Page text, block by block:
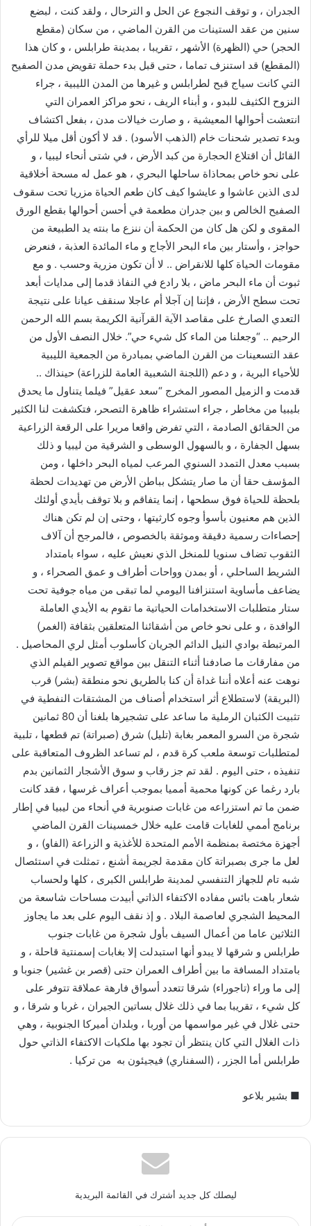
الجدران ، و توقف النجوع عن الحل و الترحال ، ولقد كنت ، لبضع
سنين من عقد الستينات من القرن الماضي ، من سكان (مقطع
الحجر) حي (الظهرة) الأشهر ، تقريبا ، بمدينة طرابلس ، و كان هذا
(المقطع) قد استنزف تماما ، حتى قبل بدء حملة تقويض مدن الصفيح
التي كانت سياج قبح لطرابلس و غيرها من المدن الليبية ، جراء
النزوح الكثيف للبدو ، و أبناء الريف ، نحو مراكز العمران التي
انتعشت أحوالها المعيشية ، و صارت خيالات مدن ، بفعل اكتشاف
وبدء تصدير شحنات خام (الذهب الأسود) . قد لا أكون أقل ميلا للرأي
القائل أن اقتلاع الحجارة من كبد الأرض ، في شتى أنحاء ليبيا ، و
على نحو خاص بمحاذاة ساحلها البحري ، هو عمل له مسحة أخلاقية
لدى الذين عاشوا و عايشوا كيف كان طعم الحياة مزريا تحت سقوف
الصفيح الخالص و بين جدران مطعمة في أحسن أحوالها بقطع الورق
المقوى و لكن هل كان من الحكمة أن ننزع ما بنته يد الطبيعة من
حواجز ، وأستار بين ماء البحر الأجاج و ماء المائدة العذبة ، فنعرض
مقومات الحياة كلها للانقراض .. لا أن تكون مزرية وحسب . و مع
ثبوت أن ماء البحر ماض ، بلا رادع في النفاذ قدما إلى مدايات أبعد
تحت سطح الأرض ، فإننا إن آجلا أم عاجلا سنقف عيانا على نتيجة
التعدي الصارخ على مقاصد الآية القرآنية الكريمة بسم الله الرحمن
الرحيم .. “وجعلنا من الماء كل شيء حي”. خلال النصف الأول من
عقد التسعينات من القرن الماضي بمبادرة من الجمعية الليبية
للأحياء البرية ، و دعم (اللجنة الشعبية العامة للزراعة) حينذاك ..
قدمت و الزميل المصور المخرج “سعد عقيل” فيلما يتناول ما يحدق
بليبيا من مخاطر ، جراء استشراء ظاهرة التصحر، فتكشفت لنا الكثير
من الحقائق الصادمة ، التي تفرض واقعا مريرا على الرقعة الزراعية
بسهل الجفارة ، و بالسهول الوسطى و الشرقية من ليبيا و ذلك
بسبب معدل التمدد السنوي المرعب لمياه البحر داخلها ، ومن
المؤسف حقا أن ما صار يتشكل بباطن الأرض من تهديدات لحظة
بلحظة للحياة فوق سطحها ، إنما يتفاقم و بلا توقف بأيدي أولئك
الذين هم معنيون بأسوأ وجوه كارثيتها ، وحتى إن لم تكن هناك
إحصاءات رسمية دقيقة وموثقة بالخصوص ، فالمرجح أن آلاف
الثقوب تضاف سنويا للمنخل الذي نعيش عليه ، سواء بامتداد
الشريط الساحلي ، أو بمدن وواحات أطراف و عمق الصحراء ، و
يضاعف مأساوية استنزافنا اليومي لما تبقى من مياه جوفية تحت
ستار متطلبات الاستخدامات الحياتية ما تقوم به الأيدي العاملة
الوافدة ، و على نحو خاص من أشقائنا المتعلقين بثقافة (الغمر)
المرتبطة بوادي النيل الدائم الجريان كأسلوب أمثل لري المحاصيل .
من مفارقات ما صادفنا أثناء التنقل بين مواقع تصوير الفيلم الذي
نوهت عنه أعلاه أننا غداة أن كنا بالطريق نحو منطقة (بشر) قرب
(البريقة) لاستطلاع أثر استخدام أصناف من المشتقات النفطية في
تثبيت الكثبان الرملية ما ساعد على تشجيرها بلغنا أن 80 ثمانين
شجرة من السرو المعمر بغابة (تليل) شرق (صبراتة) تم قطعها ، تلبية
لمتطلبات توسعة ملعب كرة قدم ، لم تساعد الظروف المتعاقبة على
تنفيذه ، حتى اليوم . لقد تم جز رقاب و سوق الأشجار الثمانين بدم
بارد رغما عن كونها محمية أمميا بموجب أعراف غرسها ، فقد كانت
ضمن ما تم استزراعه من غابات صنوبرية في أنحاء من ليبيا في إطار
برنامج أممي للغابات قامت عليه خلال خمسينات القرن الماضي
أجهزة مختصة بمنظمة الأمم المتحدة للأغذية و الزراعة (الفاو) ، و
لعل ما جرى بصبراتة كان مقدمة لجريمة أشنع ، تمثلت في استئصال
شبه تام للجهاز التنفسي لمدينة طرابلس الكبرى ، كلها ولحساب
شعار باهت بائس مفاده الاكتفاء الذاتي أبيدت مساحات شاسعة من
المحيط الشجري لعاصمة البلاد . و إذ نقف اليوم على بعد ما يجاوز
الثلاثين عاما من أعمال السيف بأول شجرة من غابات جنوب
طرابلس و شرقها لا يبدو أنها استبدلت إلا بغابات إسمنتية قاحلة ، و
بامتداد المسافة ما بين أطراف العمران حتى (قصر بن غشير) جنوبا و
إلى ما وراء (تاجوراء) شرقا تتعدد أسواق فارهة عملاقة تتوفر على
كل شيء ، تقريبا بما في ذلك غلال بساتين الجيران ، غربا و شرقا ، و
حتى غلال في غير مواسمها من أوربا ، وبلدان أميركا الجنوبية ، وهي
ذات الغلال التي كان ينتظر أن تجود بها ملكيات الاكتفاء الذاتي حول
طرابلس أما الجزر ، (السفناري) فيجيئون به من تركيا .
■ بشير بلاعو
ليصلك كل جديد أشترك في القائمة البريدية
أدخل